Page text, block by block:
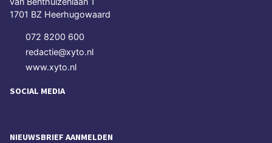
1701 BZ Heerhugowaard
072 8200 600
redactie@xyto.nl
www.xyto.nl
SOCIAL MEDIA
NIEUWSBRIEF AANMELDEN